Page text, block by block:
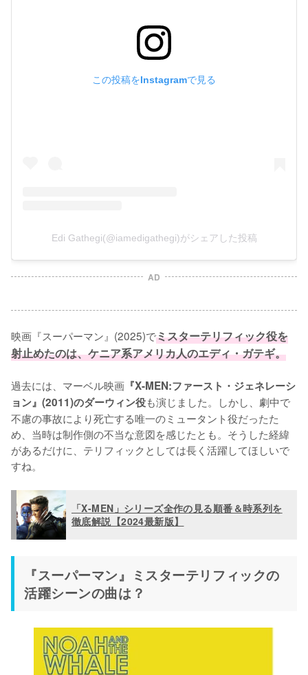
この投稿をInstagramで見る
Edi Gathegi(@iamedigathegi)がシェアした投稿
AD
映画『スーパーマン』(2025)でミスターテリフィック役を
射止めたのは、ケニア系アメリカ人のエディ・ガテギ。
過去には、マーベル映画 『X-MEN:ファースト・ジェネレーシ
ョン』(2011)のダーウィン役も演じました。しかし、劇中で
不慮の事故により死亡する唯一のミュータント役だったた
め、当時は制作側の不当な意図を感じたとも。そうした経緯
があるだけに、テリフィックとしては長く活躍してほしいで
すね。
「X-MEN」シリーズ全作の見る順番＆時系列を
徹底解説【2024最新版】
『スーパーマン』ミスターテリフィックの
活躍シーンの曲は？